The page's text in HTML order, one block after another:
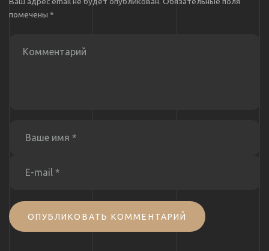
помечены *
ОПУБЛИКОВАТЬ КОММЕНТАРИЙ